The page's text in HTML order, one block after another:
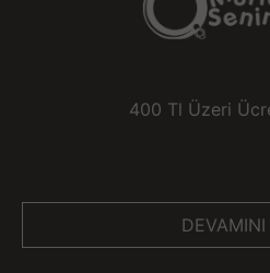
400 Tl Üzeri
DEVAMINI